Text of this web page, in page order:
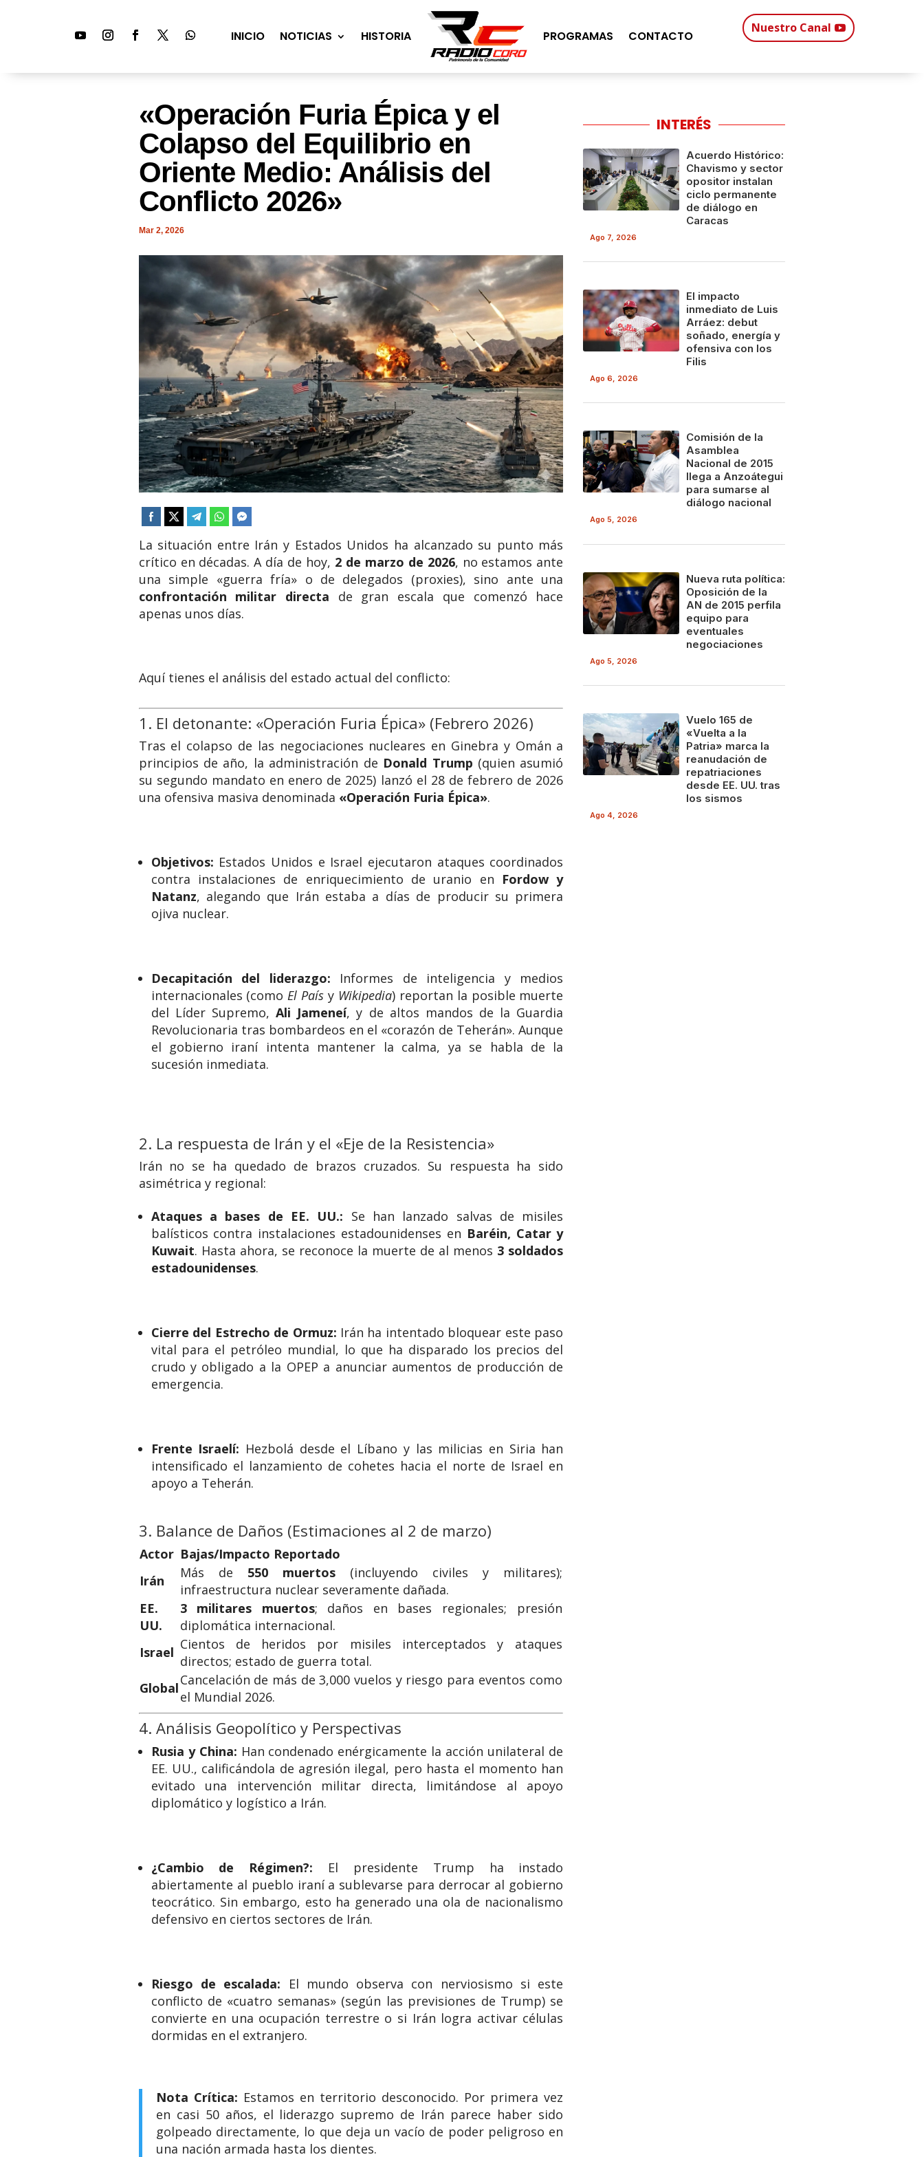
INICIO NOTICIAS HISTORIA PROGRAMAS CONTACTO
Nuestro Canal
«Operación Furia Épica y el
Colapso del Equilibrio en
Oriente Medio: Análisis del
Conflicto 2026»
Mar 2, 2026
La situación entre Irán y Estados Unidos ha alcanzado su punto más
crítico en décadas. A día de hoy, 2 de marzo de 2026, no estamos ante
una simple «guerra fría» o de delegados (proxies), sino ante una
confrontación militar directa de gran escala que comenzó hace
apenas unos días.
Aquí tienes el análisis del estado actual del conflicto:
1. El detonante: «Operación Furia Épica» (Febrero 2026)
Tras el colapso de las negociaciones nucleares en Ginebra y Omán a
principios de año, la administración de Donald Trump (quien asumió
su segundo mandato en enero de 2025) lanzó el 28 de febrero de 2026
una ofensiva masiva denominada «Operación Furia Épica».
Objetivos: Estados Unidos e Israel ejecutaron ataques coordinados
contra instalaciones de enriquecimiento de uranio en Fordow y
Natanz, alegando que Irán estaba a días de producir su primera
ojiva nuclear.
Decapitación del liderazgo: Informes de inteligencia y medios
internacionales (comoEl País y Wikipedia) reportan la posible muerte
del Líder Supremo,Ali Jameneí, y de altos mandos de la Guardia
Revolucionaria tras bombardeos en el «corazón de Teherán». Aunque
el gobierno iraní intenta mantener la calma, ya se habla de la
sucesión inmediata.
2. La respuesta de Irán y el «Eje de la Resistencia»
Irán no se ha quedado de brazos cruzados. Su respuesta ha sido
asimétrica y regional:
Ataques a bases de EE. UU.: Se han lanzado salvas de misiles
balísticos contra instalaciones estadounidenses en Baréin, Catar y
Kuwait. Hasta ahora, se reconoce la muerte de al menos 3 soldados
estadounidenses.
Cierre del Estrecho de Ormuz: Irán ha intentado bloquear este paso
vital para el petróleo mundial, lo que ha disparado los precios del
crudo y obligado a la OPEP a anunciar aumentos de producción de
emergencia.
Frente Israelí: Hezbolá desde el Líbano y las milicias en Siria han
intensificado el lanzamiento de cohetes hacia el norte de Israel en
apoyo a Teherán.
3. Balance de Daños (Estimaciones al 2 de marzo)
Actor Bajas/Impacto Reportado
Irán
Más de 550 muertos(incluyendo civiles y militares);
infraestructura nuclear severamente dañada.
EE.
UU.
3 militares muertos; daños en bases regionales; presión
diplomática internacional.
Israel Cientos de heridos por misiles interceptados y ataques
directos; estado de guerra total.
GlobalCancelación de más de 3,000 vuelos y riesgo para eventos como
el Mundial 2026.
4. Análisis Geopolítico y Perspectivas
Rusia y China: Han condenado enérgicamente la acción unilateral de
EE. UU., calificándola de agresión ilegal, pero hasta el momento han
evitado una intervención militar directa, limitándose al apoyo
diplomático y logístico a Irán.
¿Cambio de Régimen?: El presidente Trump ha instado
abiertamente al pueblo iraní a sublevarse para derrocar al gobierno
teocrático. Sin embargo, esto ha generado una ola de nacionalismo
defensivo en ciertos sectores de Irán.
Riesgo de escalada: El mundo observa con nerviosismo si este
conflicto de «cuatro semanas» (según las previsiones de Trump) se
convierte en una ocupación terrestre o si Irán logra activar células
dormidas en el extranjero.
Nota Crítica: Estamos en territorio desconocido. Por primera vez
en casi 50 años, el liderazgo supremo de Irán parece haber sido
golpeado directamente, lo que deja un vacío de poder peligroso en
una nación armada hasta los dientes.
INTERÉS
Acuerdo Histórico:
Chavismo y sector
opositor instalan
ciclo permanente
de diálogo en
Caracas
Ago 7, 2026
El impacto
inmediato de Luis
Arráez: debut
soñado, energía y
ofensiva con los
Filis
Ago 6, 2026
Comisión de la
Asamblea
Nacional de 2015
llega a Anzoátegui
para sumarse al
diálogo nacional
Ago 5, 2026
Nueva ruta política:
Oposición de la
AN de 2015 perfila
equipo para
eventuales
negociaciones
Ago 5, 2026
Vuelo 165 de
«Vuelta a la
Patria» marca la
reanudación de
repatriaciones
desde EE. UU. tras
los sismos
Ago 4, 2026